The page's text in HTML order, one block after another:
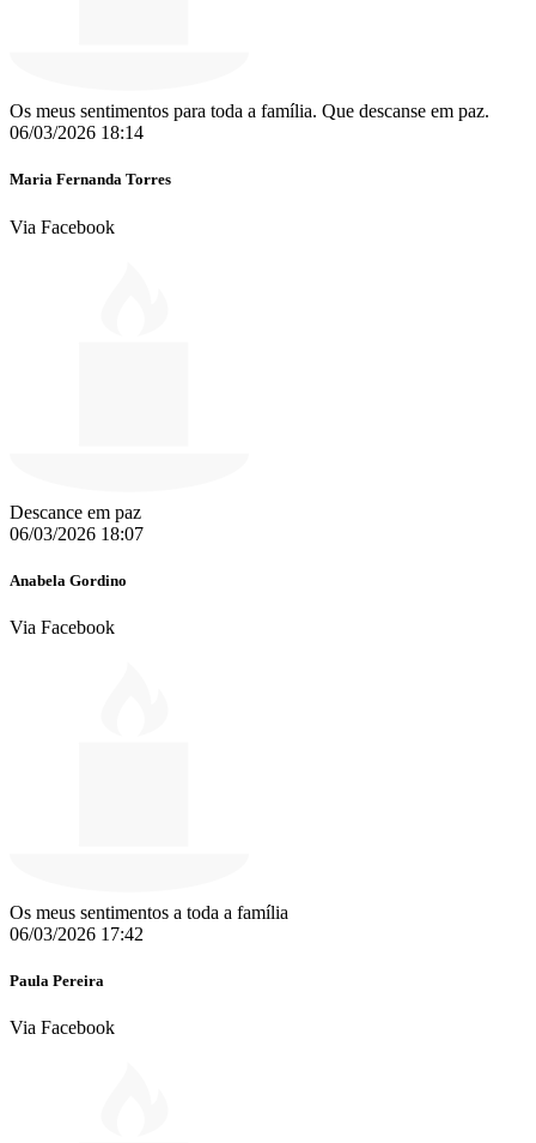
Os meus sentimentos para toda a família. Que descanse em paz.
06/03/2026 18:14
Maria Fernanda Torres
Via Facebook
Descance em paz
06/03/2026 18:07
Anabela Gordino
Via Facebook
Os meus sentimentos a toda a família
06/03/2026 17:42
Paula Pereira
Via Facebook